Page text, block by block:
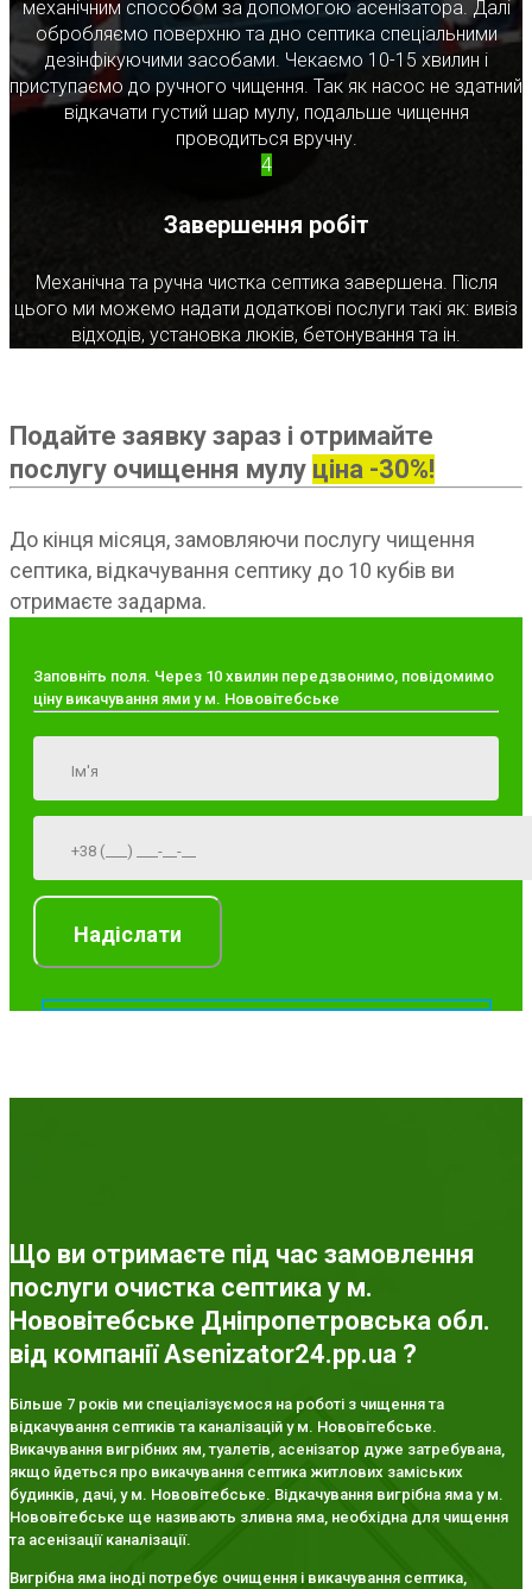
механічним способом за допомогою асенізатора. Далі
обробляємо поверхню та дно септика спеціальними
дезінфікуючими засобами. Чекаємо 10-15 хвилин і
приступаємо до ручного чищення. Так як насос не здатний
відкачати густий шар мулу, подальше чищення
проводиться вручну.
4
Завершення робіт
Механічна та ручна чистка септика завершена. Після
цього ми можемо надати додаткові послуги такі як: вивіз
відходів, установка люків, бетонування та ін.
Подайте заявку зараз і отримайте
послугу очищення мулу ціна -30%!
До кінця місяця, замовляючи послугу чищення
септика, відкачування септику до 10 кубів ви
отримаєте задарма.
Заповніть поля. Через 10 хвилин передзвонимо, повідомимо
ціну викачування ями у м. Нововітебське
Що ви отримаєте під час замовлення
послуги очистка септика у м.
Нововітебське Дніпропетровська обл.
від компанії Asenizator24.pp.ua ?
Більше 7 років ми спеціалізуємося на роботі з чищення та
відкачування септиків та каналізацій у м. Нововітебське.
Викачування вигрібних ям, туалетів, асенізатор дуже затребувана,
якщо йдеться про викачування септика житлових заміських
будинків, дачі, у м. Нововітебське. Відкачування вигрібна яма у м.
Нововітебське ще називають зливна яма, необхідна для чищення
та асенізації каналізації.
Вигрібна яма іноді потребує очищення і викачування септика,